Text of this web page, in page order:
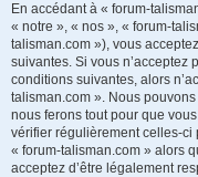
En accédant à « forum-
« notre », « nos », « forum-
talisman.com »), vous
suivantes. Si vous n’acceptez
conditions suivantes, alors
talisman.com ». Nous
nous ferons tout pour que
vérifier régulièrement celles-ci
« forum-talisman.com » alors
acceptez d’être légalement